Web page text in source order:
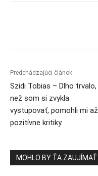
Predchádzajúci článok
Szidi Tobias – Dlho trvalo,
než som si zvykla
vystupovať, pomohli mi až
pozitívne kritiky
MOHLO BY ŤA ZAUJÍMAŤ